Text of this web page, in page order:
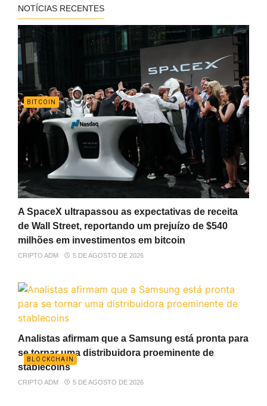
NOTÍCIAS RECENTES
BITCOIN
A SpaceX ultrapassou as expectativas de receita
de Wall Street, reportando um prejuízo de $540
milhões em investimentos em bitcoin
CRIPTO ADM 5 DE AGOSTO DE 2026
BLOCKCHAIN
Analistas afirmam que a Samsung está pronta para
se tornar uma distribuidora proeminente de
stablecoins
CRIPTO ADM 5 DE AGOSTO DE 2026